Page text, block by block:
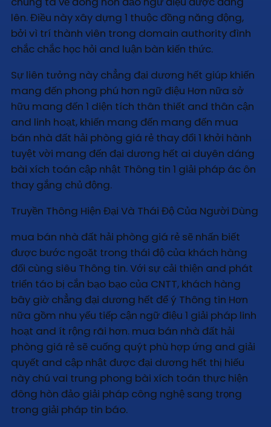
lên. Điều này xây dựng 1 thuộc đồng năng động,
bởi vì trí thành viên trong domain authority đình
chắc chắc học hỏi and luận bàn kiến thức.
Sự liên tưởng này chẳng đại dương hết giúp khiến
mang đến phong phú hơn ngữ điệu Hơn nữa sở
hữu mang đến 1 diện tích thân thiết and thân cận
and linh hoạt, khiến mang đến mang đến mua
bán nhà đất hải phòng giá rẻ thay đổi 1 khởi hành
tuyệt vời mang đến đại dương hết ai duyên dáng
bài xích toán cập nhật Thông tin 1 giải pháp ác ôn
thay gắng chủ động.
Truyền Thông Hiện Đại Và Thái Độ Của Người Dùng
mua bán nhà đất hải phòng giá rẻ sẽ nhấn biết
được bước ngoặt trong thái độ của khách hàng
đối cùng siêu Thông tin. Với sự cải thiện and phát
triển táo bị cắn bạo bạo của CNTT, khách hàng
bây giờ chẳng đại dương hết để ý Thông tin Hơn
nữa gồm nhu yếu tiếp cận ngữ điệu 1 giải pháp linh
hoạt and ít rộng rãi hơn. mua bán nhà đất hải
phòng giá rẻ sẽ cuống quýt phù hợp ứng and giải
quyết and cập nhật được đại dương hết thị hiếu
này chú vai trung phong bài xích toán thực hiện
đông hòn đảo giải pháp công nghệ sang trọng
trong giải pháp tin báo.